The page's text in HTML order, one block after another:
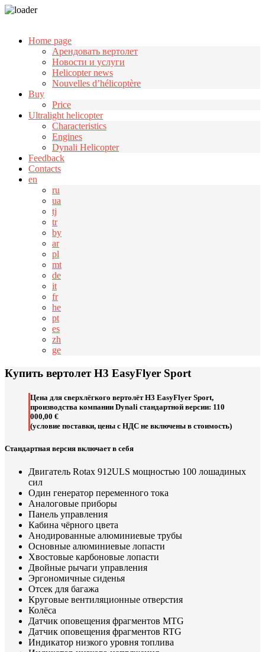
Home page
Арендовать вертолет
Новости и услуги
Helicopter news
Nouvelles d’hélicoptère
Buy
Price
Ultralight helicopter
Characteristics
Engines
Dynali Helicopter
Feedback
Contacts
en
ru
ua
tj
tr
by
ar
pl
mt
de
it
fr
he
pt
es
zh
ge
Купить вертолет H3 EasyFlyer Sport
Цена для сверхлёгкого вертолёт H3 EasyFlyer Sport,
производства компании Dynali стандартной версии: 110
000,00 €
(условие поставки, цены с НДС не включены в стоимость)
Стандартная версия включает в себя
Двигатель Rotax 912ULS мощностью 100 лошадиных
сил
Один генератор переменного тока
Аналоговые приборы
Панель управления
Кабина чёрного цвета
Анодированные алюминиевые трубы
Основные алюминиевые лопасти
Хвостовые карбоновые лопасти
Двойные рычаги управления
Эргономичные сиденья
Отсек для багажа
Круговые вентиляционные отверстия
Колёса
Датчик оповещения фрагментов MTG
Датчик оповещения фрагментов RTG
Индикатор низкого уровня топлива